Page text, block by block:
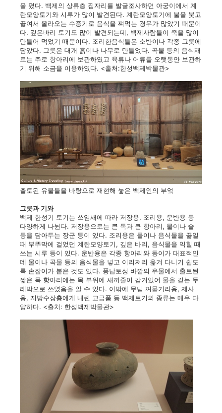
을 폈다. 백제의 상류층 집자리를 발굴조사하면 아궁이에서 계
란모양토기와 시루가 많이 발견된다. 계란모양토기에 불을 붓고
끓여서 올라오는 수증기로 음식을 쪄먹는 경우가 많았기 때문이
다. 깊은바리 토기도 많이 발견되는데, 백제사람들이 죽을 많이
만들어 먹었기 때문이다. 조리한음식들은 소반이나 각종 그릇에
담았다. 그릇은 대개 흙이나 나무로 만들었다. 곡물 등의 음식재
로는 주로 항아리에 보관하였고 육류나 어류를 오랫동안 보관하
기 위해 소금을 이용하였다. <출처:한성백제박물관>
출토된 유물들을 바탕으로 재현해 놓은 백제인의 부엌
그릇과 기와
백제 한성기 토기는 쓰임새에 따라 저장용, 조리용, 운반용 등
다양하게 나뉜다. 저장용으로는 큰 독과 큰 항아리, 물이나 술
등을 담아두는 장군 등이 있다. 조리용은 물이나 음식물을 끓일
때 부뚜막에 걸었던 계란모양토기, 깊은 바리, 음식물을 익힐 때
쓰는 시루 등이 있다. 운반용은 각종 항아리와 동이가 대표적인
데 물이나 곡물 등의 음식물을 넣고 이리저리 옮겨 다니기 쉽도
록 손잡이가 붙은 것도 있다. 풍납토성 바깥의 우물에서 출토된
짧은 목 항아리에는 목 부위에 새끼줄이 감겨있어 물을 긷는 두
레박으로 쓰였음을 알 수 있다. 이밖에 무덤 껴묻거리용, 제사
용, 지방수장층에게 내린 고급품 등 백제토기의 종류는 매우 다
양하다. <출처: 한성백제박물관>